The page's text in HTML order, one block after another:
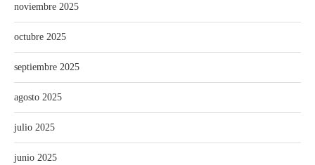
noviembre 2025
octubre 2025
septiembre 2025
agosto 2025
julio 2025
junio 2025